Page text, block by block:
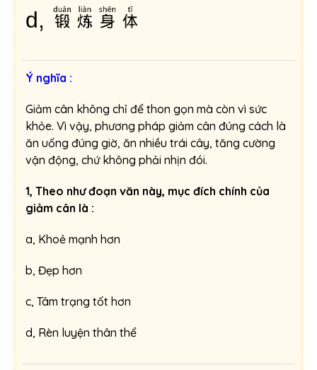
d, 锻炼身体
Ý nghĩa :
Giảm cân không chỉ để thon gọn mà còn vì sức
khỏe. Vì vậy, phương pháp giảm cân đúng cách là
ăn uống đúng giờ, ăn nhiều trái cây, tăng cường
vận động, chứ không phải nhịn đói.
1, Theo như đoạn văn này, mục đích chính của
giảm cân là :
a, Khoẻ mạnh hơn
b, Đẹp hơn
c, Tâm trạng tốt hơn
d, Rèn luyện thân thể